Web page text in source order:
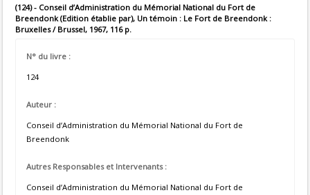
(124) - Conseil d’Administration du Mémorial National du Fort de
Breendonk (Edition établie par), Un témoin : Le Fort de Breendonk :
Bruxelles / Brussel, 1967, 116 p.
N° du livre :
124
Auteur :
Conseil d’Administration du Mémorial National du Fort de
Breendonk
Autres Responsables et Intervenants :
Conseil d’Administration du Mémorial National du Fort de